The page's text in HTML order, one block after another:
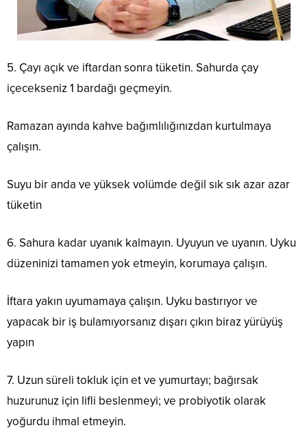
5. Çayı açık ve iftardan sonra tüketin. Sahurda çay
içecekseniz 1 bardağı geçmeyin.
Ramazan ayında kahve bağımlılığınızdan kurtulmaya
çalışın.
Suyu bir anda ve yüksek volümde değil sık sık azar azar
tüketin
6. Sahura kadar uyanık kalmayın. Uyuyun ve uyanın. Uyku
düzeninizi tamamen yok etmeyin, korumaya çalışın.
İftara yakın uyumamaya çalışın. Uyku bastırıyor ve
yapacak bir iş bulamıyorsanız dışarı çıkın biraz yürüyüş
yapın
7. Uzun süreli tokluk için et ve yumurtayı; bağırsak
huzurunuz için lifli beslenmeyi; ve probiyotik olarak
yoğurdu ihmal etmeyin.